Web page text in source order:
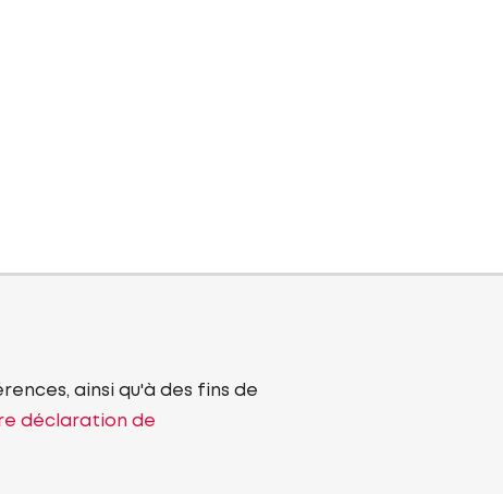
ainsi qu'à des fins de
déclaration de